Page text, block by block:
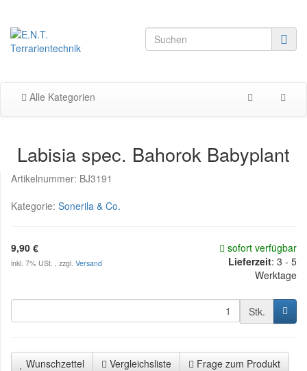
Alle Kategorien
Labisia spec. Bahorok Babyplant
Artikelnummer: BJ3191
Kategorie: Sonerila & Co.
9,90 €
inkl. 7% USt. , zzgl. Versand
sofort verfügbar
Lieferzeit: 3 - 5
Werktage
Stk.
Wunschzettel Vergleichsliste Frage zum Produkt